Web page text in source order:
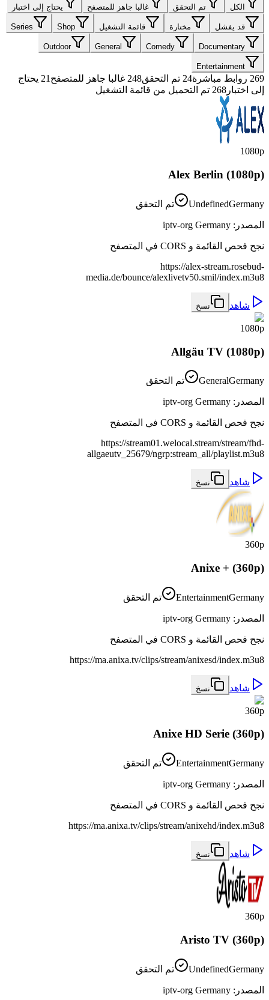
الكل تم التحقق غالبا جاهز للمتصفح يحتاج إلى اختبار
قد يفشل مختارة قائمة التشغيل Shop
Series
Documentary
Comedy
General
Outdoor
Entertainment
269 روابط مباشرة24 تم التحقق248 غالبا جاهز للمتصفح21 يحتاج
إلى اختبار 268 تم التحميل من قائمة التشغيل
1080p
Alex Berlin (1080p)
UndefinedGermany تم التحقق
المصدر :
iptv-org Germany
نجح فحص القائمة و CORS في المتصفح
https://alex-stream.rosebud-
media.de/bounce/alexlivetv50.smil/index.m3u8
شاهد نسخ
1080p
Allgäu TV (1080p)
GeneralGermany تم التحقق
المصدر :
iptv-org Germany
نجح فحص القائمة و CORS في المتصفح
https://stream01.welocal.stream/stream/fhd-
allgaeutv_25679/ngrp:stream_all/playlist.m3u8
شاهد نسخ
360p
Anixe + (360p)
EntertainmentGermany تم التحقق
المصدر :
iptv-org Germany
نجح فحص القائمة و CORS في المتصفح
https://ma.anixa.tv/clips/stream/anixesd/index.m3u8
شاهد نسخ
360p
Anixe HD Serie (360p)
EntertainmentGermany تم التحقق
المصدر :
iptv-org Germany
نجح فحص القائمة و CORS في المتصفح
https://ma.anixa.tv/clips/stream/anixehd/index.m3u8
شاهد نسخ
360p
Aristo TV (360p)
UndefinedGermany تم التحقق
المصدر :
iptv-org Germany